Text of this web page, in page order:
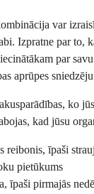
var
Izpratne par to,
par
aprūpes
ko
kad jūsu
reibonis, īpaši
pietūkums
īpaši pirmajās